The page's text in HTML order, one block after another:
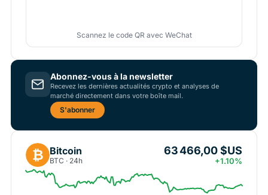
Scannez le code QR avec WeChat
Abonnez-vous à la newsletter
Recevez les dernières actualités crypto et analyses de
marché directement dans votre boîte mail.
S'abonner
₿ Bitcoin
BTC · 24h
63 466,00 $US
+1.10%